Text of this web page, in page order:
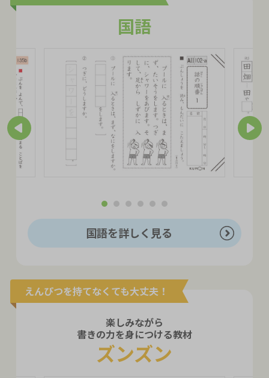
国語
国語を詳しく見る
えんぴつを持てなくても大丈夫！
楽しみながら
書きの力を身につける教材
ズンズン